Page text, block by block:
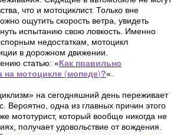
что и мотоциклист. Только вне
ощутить скорость ветра, увидеть
испытанию свою ловкость. Именно
недостаткам, мотоцикл
в дорожном движении.
статью: «Как правильно
на мотоцикле (мопеде)?«.
на сегодняшний день переживает
Вероятно, одна из главных причин этого
мототурист, который вообще никогда не
получает удовольствие от вождения.